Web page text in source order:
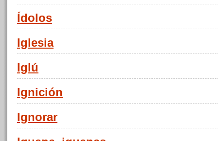
Ídolos
Iglesia
Iglú
Ignición
Ignorar